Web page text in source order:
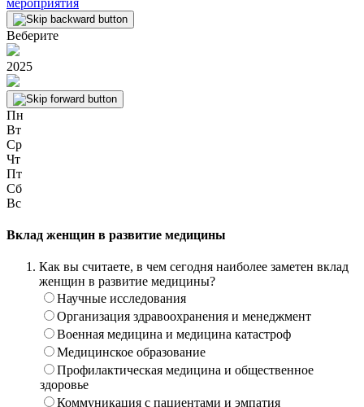
Веберите
2025
Пн
Вт
Ср
Чт
Пт
Сб
Вс
Вклад женщин в развитие медицины
Как вы считаете, в чем сегодня наиболее заметен вклад
женщин в развитие медицины?
Научные исследования
Организация здравоохранения и менеджмент
Военная медицина и медицина катастроф
Медицинское образование
Профилактическая медицина и общественное
здоровье
Коммуникация с пациентами и эмпатия